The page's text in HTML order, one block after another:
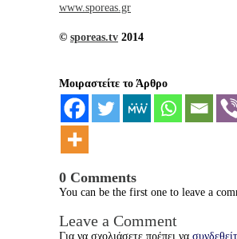
www.sporeas.gr
© sporeas.tv 2014
Μοιραστείτε το Άρθρο
0 Comments
You can be the first one to leave a
Leave a Comment
Για να σχολιάσετε πρέπει να